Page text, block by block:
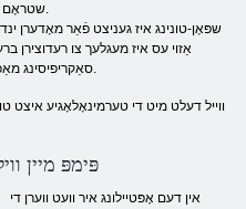
שטראָם פון קאַרס, געבן עס פּערזענלעכקייט.
שפּאָן-טונינג איז געניצט פֿאַר מאָדערן
סאַקריפיסינג מאַכט און קריגן אנדערע נוציק פֿעיִקייטן.
ווייל דעלט מיט די טערמינאָלאָגיע איצט
פּימפּ מיין
אין דעם אָפּטיילונג איר וועט ווערן די